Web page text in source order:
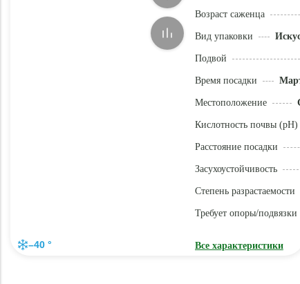
–40 °
Возраст саженца
Вид упаковки
Подвой
Время посадки
Местоположение
Кислотность почвы (pH)
Расстояние посадки
Засухоустойчивость
Степень разрастаемости
Требует опоры/подвязки
Все характеристики